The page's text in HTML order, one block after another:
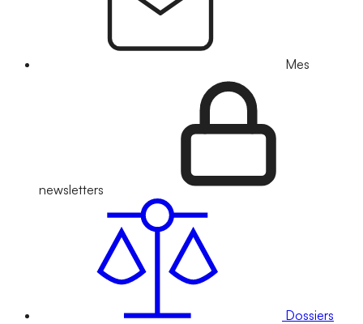
Mes
newsletters
Dossiers